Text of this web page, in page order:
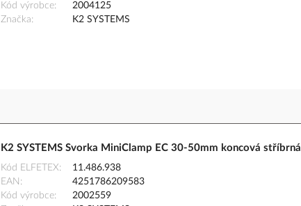
Kód výrobce
2004125
Značka
K2 SYSTEMS
K2 SYSTEMS Svorka MiniClamp EC 30-50mm koncová stříbrná
Kód ELFETEX
11.486.938
EAN
4251786209583
Kód výrobce
2002559